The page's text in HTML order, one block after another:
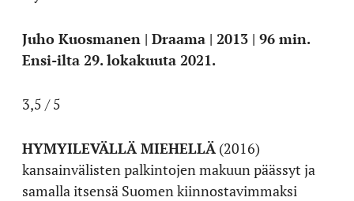
Juho Kuosmanen | Draama | 2013 | 96 min.
Ensi-ilta 29. lokakuuta 2021.
3,5 / 5
HYMYILEVÄLLÄ MIEHELLÄ(2016)
kansainvälisten palkintojen makuun päässyt ja
samalla itsensä Suomen kiinnostavimmaksi